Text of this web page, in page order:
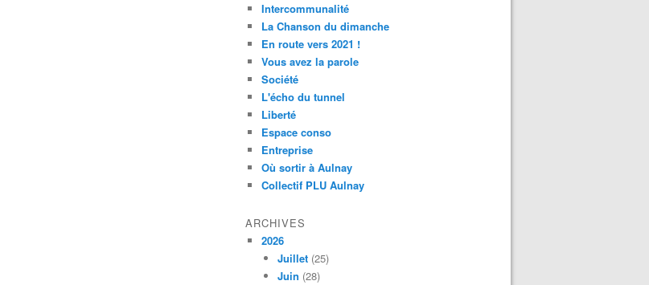
Intercommunalité
La Chanson du dimanche
En route vers 2021 !
Vous avez la parole
Société
L'écho du tunnel
Liberté
Espace conso
Entreprise
Où sortir à Aulnay
Collectif PLU Aulnay
ARCHIVES
2026
Juillet (25)
Juin (28)